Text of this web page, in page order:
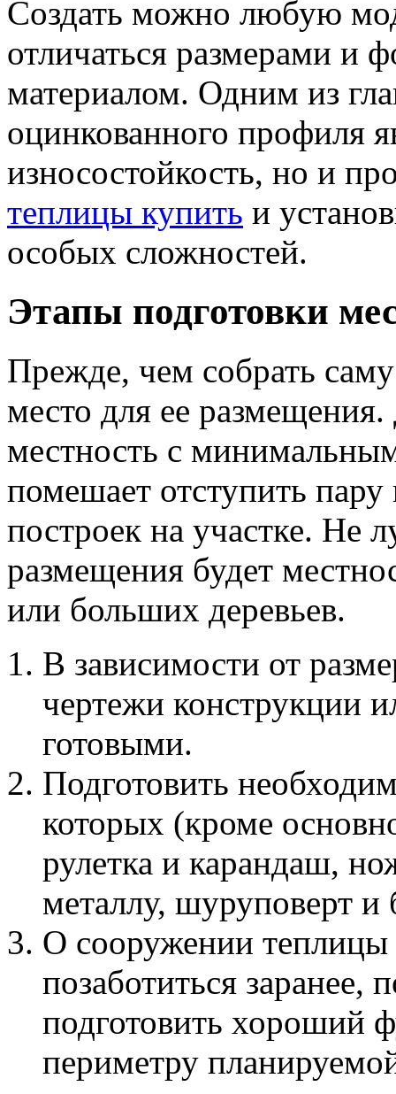
Создать можно любую
отличаться размерами и
материалом. Одним из
оцинкованного профиля
износостойкость, но и
теплицы купить и
особых сложностей.
Этапы подготовки
Прежде, чем собрать
место для ее
местность с
помешает отступить
построек на участке. Не
размещения будет
или больших деревьев.
В зависимости от
чертежи конструкции
готовыми.
Подготовить
которых (кроме
рулетка и карандаш,
металлу, шуруповерт и
О сооружении теплицы
позаботиться заранее,
подготовить хороший
периметру